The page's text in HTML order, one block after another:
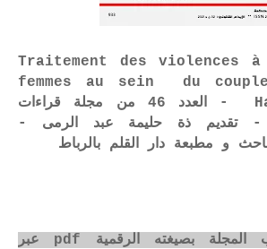
Traitement des violences à
femmes au sein du
Hassane MOUHIM - العدد 46 من مجلة قراءات
- تقديم ذة حليمة عبد الرمى -
و مطبعة دار القلم بالرباط
رابط تحميل كتاب المجلة بصيغته الرقمية pdf عبر